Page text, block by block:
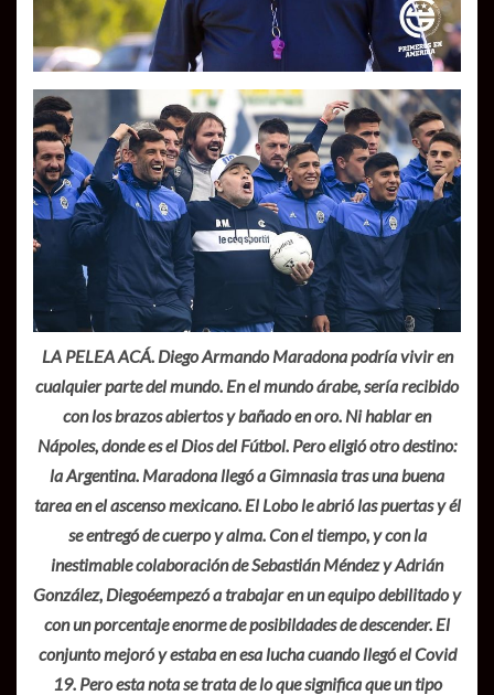
LA PELEA ACÁ. Diego Armando Maradona podría vivir en
cualquier parte del mundo. En el mundo árabe, sería recibido
con los brazos abiertos y bañado en oro. Ni hablar en
Nápoles, donde es el Dios del Fútbol. Pero eligió otro destino:
la Argentina. Maradona llegó a Gimnasia tras una buena
tarea en el ascenso mexicano. El Lobo le abrió las puertas y él
se entregó de cuerpo y alma. Con el tiempo, y con la
inestimable colaboración de Sebastián Méndez y Adrián
González, Diegoéempezó a trabajar en un equipo debilitado y
con un porcentaje enorme de posibildades de descender. El
conjunto mejoró y estaba en esa lucha cuando llegó el Covid
19. Pero esta nota se trata de lo que significa que un tipo